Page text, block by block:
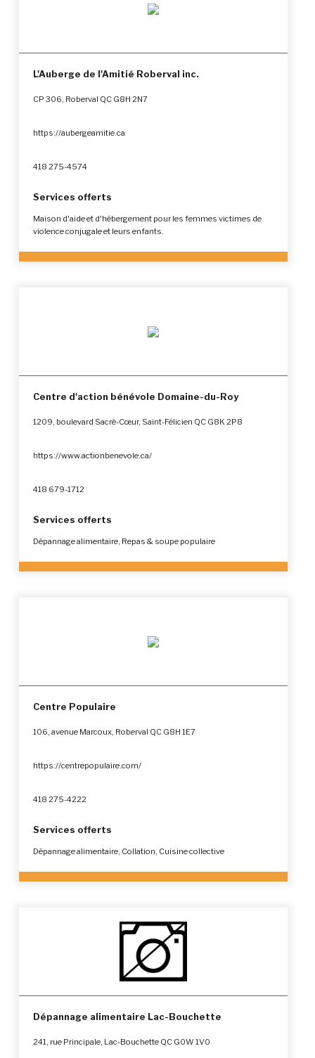
L'Auberge de l'Amitié Roberval inc.
CP 306, Roberval QC G8H 2N7
https://aubergeamitie.ca
418 275-4574
Services offerts
Maison d'aide et d'hébergement pour les femmes victimes de
violence conjugale et leurs enfants.
Centre d'action bénévole Domaine-du-Roy
1209, boulevard Sacré-Cœur, Saint-Félicien QC G8K 2P8
https://www.actionbenevole.ca/
418 679-1712
Services offerts
Dépannage alimentaire, Repas & soupe populaire
Centre Populaire
106, avenue Marcoux, Roberval QC G8H 1E7
https://centrepopulaire.com/
418 275-4222
Services offerts
Dépannage alimentaire, Collation, Cuisine collective
Dépannage alimentaire Lac-Bouchette
241, rue Principale, Lac-Bouchette QC G0W 1V0